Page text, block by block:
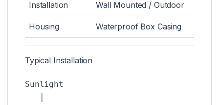
Installation Wall Mounted / Outdoor
Housing Waterproof Box Casing
Typical Installation
Sunlight